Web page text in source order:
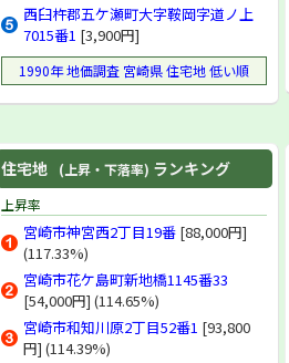
西臼杵郡五ケ瀬町大字鞍岡字道ノ上
7015番1 [3,900円]
1990年 地価調査 宮崎県 住宅地 低い順
住宅地 (上昇・下落率) ランキング
上昇率
宮崎市神宮西2丁目19番 [88,000円]
(117.33%)
宮崎市花ケ島町新地橋1145番33
[54,000円] (114.65%)
宮崎市和知川原2丁目52番1 [93,800
円] (114.39%)